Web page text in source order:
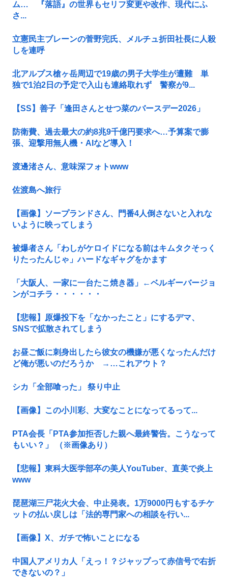
ム… 『落語』の世界もセリフ変更や改作、現代にふ
さ...
立憲民主ブレーンの菅野完氏、メルチュ折田社長に人殺
しを連呼
北アルプス槍ヶ岳周辺で19歳の男子大学生が遭難 単
独で1泊2日の予定で入山も連絡取れず 警察が9...
【SS】善子「逢田さんとせつ菜のバースデー2026」
防衛費、過去最大の約8兆9千億円要求へ…予算案で膨
張、迎撃用無人機・AIなど導入！
渡邊渚さん、意味深フォトwww
佐渡島へ旅行
【画像】ソープランドさん、門番4人倒さないと入れな
いように映ってしまう
被爆者さん「わしがケロイドになる前はキムタクそっく
りたったんじゃ」ハードなギャグをかます
「大阪人、一家に一台たこ焼き器」←ベルギーバージョ
ンがコチラ・・・・・・
【悲報】原爆投下を「なかったこと」にするデマ、
SNSで拡散されてしまう
お昼ご飯に刺身出したら彼女の機嫌が悪くなったんだけ
ど俺が悪いのだろうか →…これアウト？
シカ「全部喰った」 祭り中止
【画像】この小川彩、大変なことになってるって...
PTA会長「PTA参加拒否した親へ最終警告。こうなって
もいい？」 （※画像あり）
【悲報】東科大医学部卒の美人YouTuber、直美で炎上
www
琵琶湖三尸花火大会、中止発表。1万9000円もするチケ
ットの払い戻しは「法的専門家への相談を行い...
【画像】X、ガチで怖いことになる
中国人アメリカ人「えっ！？ジャップって赤信号で右折
できないの？」